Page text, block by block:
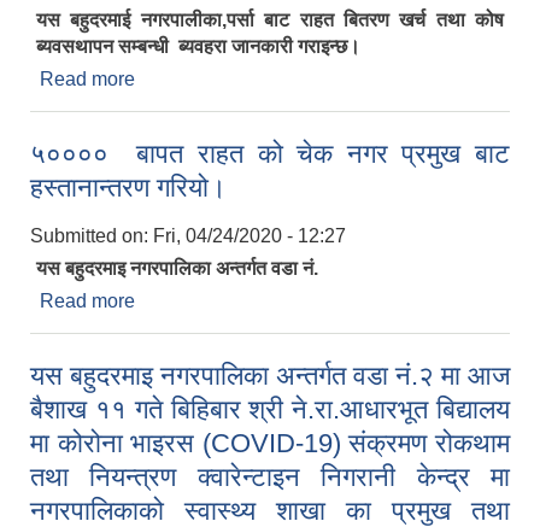
यस बहुदरमाई नगरपालीका,पर्सा बाट राहत बितरण खर्च तथा कोष
ब्यवसथापन सम्बन्धी ब्यवहरा जानकारी गराइन्छ।
Read more
५०००० बापत राहत को चेक नगर प्रमुख बाट
हस्तानान्तरण गरियो।
Submitted on: Fri, 04/24/2020 - 12:27
यस बहुदरमाइ नगरपालिका अन्तर्गत वडा नं.
Read more
यस बहुदरमाइ नगरपालिका अन्तर्गत वडा नं.२ मा आज
बैशाख ११ गते बिहिबार श्री ने.रा.आधारभूत बिद्यालय
मा कोरोना भाइरस (COVID-19) संक्रमण रोकथाम
तथा नियन्त्रण क्वारेन्टाइन निगरानी केन्द्र मा
नगरपालिकाको स्वास्थ्य शाखा का प्रमुख तथा